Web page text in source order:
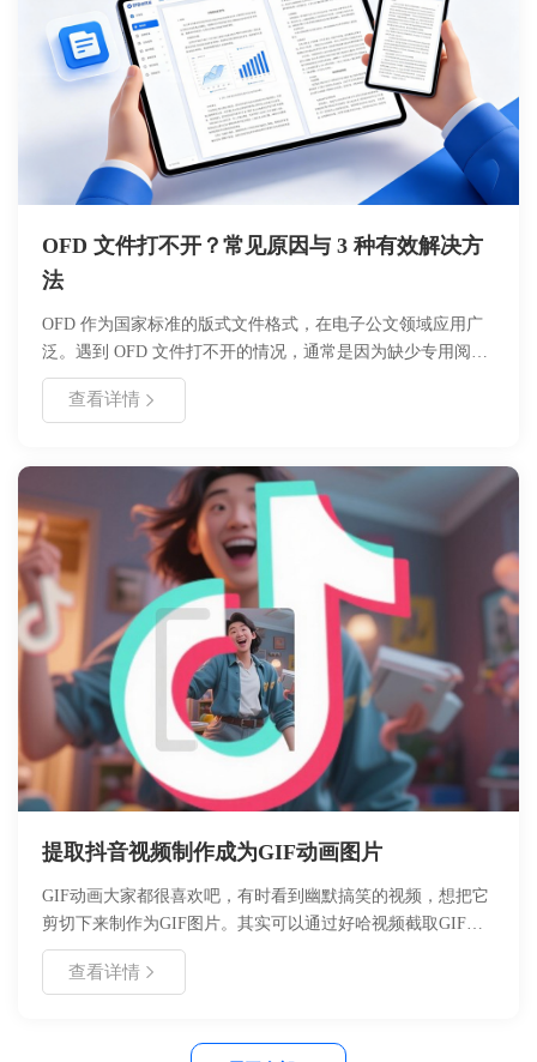
OFD 文件打不开？常见原因与 3 种有效解决方
法
OFD 作为国家标准的版式文件格式，在电子公文领域应用广
泛。遇到 OFD 文件打不开的情况，通常是因为缺少专用阅读
器、文件损坏或系统兼容性问题。本文详细分析了无法打开的
常见原因，并提供了三种行之有效的解决方法，包括使用官方
查看详情
提取抖音视频制作成为GIF动画图片
GIF动画大家都很喜欢吧，有时看到幽默搞笑的视频，想把它
剪切下来制作为GIF图片。其实可以通过好哈视频截取GIF专
家软件就能很简单的完成。
查看详情